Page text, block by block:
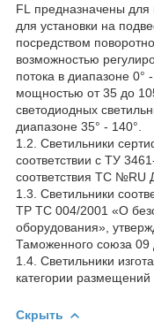
FL предназначены
для установки на
посредством
возможностью
потока в диапазоне 0°
мощностью от 35 до
светодиодных
диапазоне 35° - 140°.
1.2. Светильники
соответствии с ТУ
соответствия ТС №RU
1.3. Светильники
ТР ТС 004/2001 «О
оборудования»,
Таможенного союза 09
1.4. Светильники
категории
Скрыть